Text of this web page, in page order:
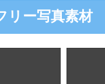
リー写真素材